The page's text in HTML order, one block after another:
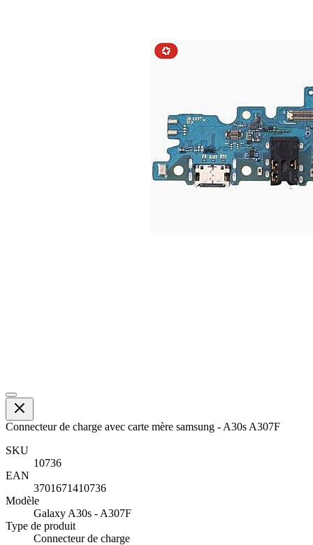
Connecteur de charge avec carte mère samsung - A30s A307F
SKU
10736
EAN
3701671410736
Modèle
Galaxy A30s - A307F
Type de produit
Connecteur de charge